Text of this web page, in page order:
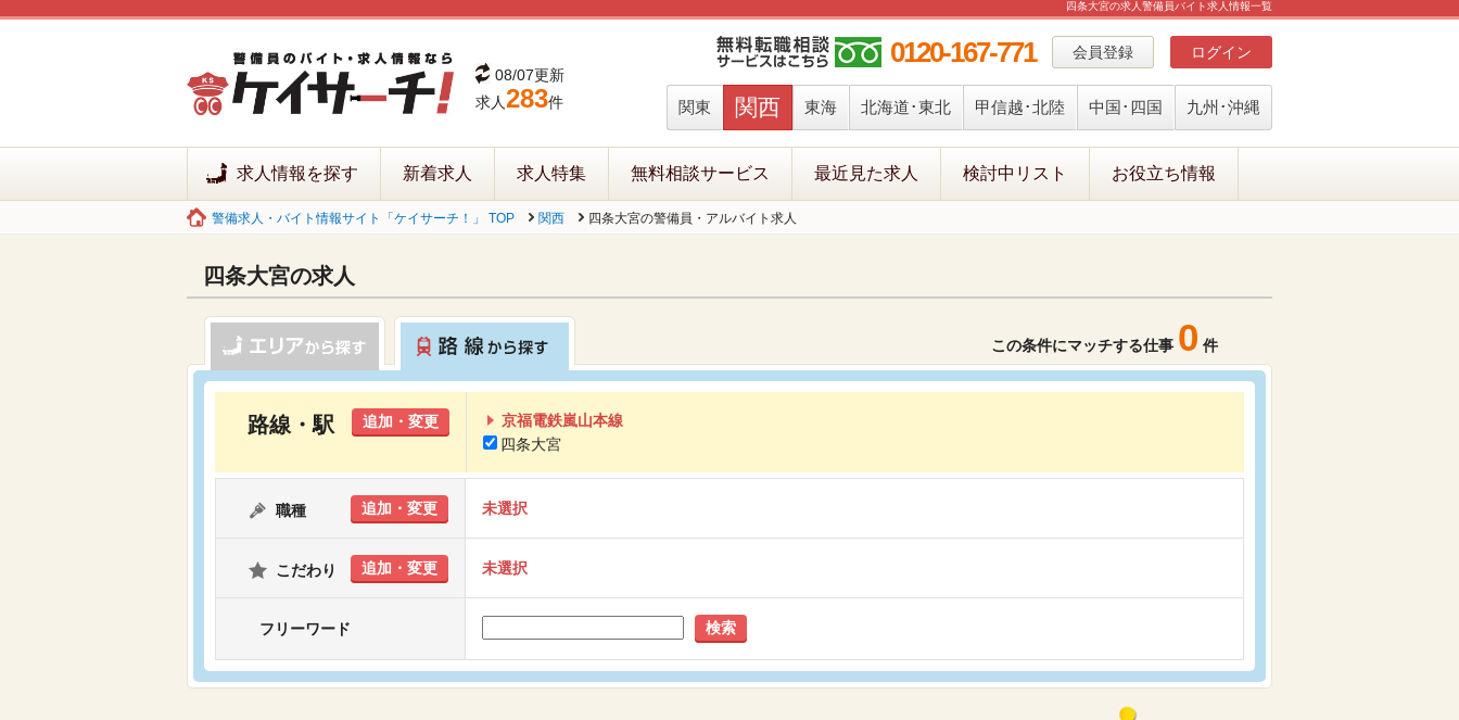
四条大宮の求人警備員バイト求人情報一覧
08/07更新
求人283件
会員登録 ログイン
0120-167-771
関東 関西 東海 北海道･東北 甲信越･北陸 中国･四国 九州･沖縄
求人情報を探す 新着求人 求人特集 無料相談サービス 最近見た求人 検討中リスト お役立ち情報
警備求人・バイト情報サイト「ケイサーチ！」 TOP 関西 四条大宮の警備員・アルバイト求人
四条大宮の求人
この条件にマッチする仕事 0 件
路線・駅 追加・変更
京福電鉄嵐山本線
四条大宮
職種 追加・変更 未選択
こだわり 追加・変更 未選択
フリーワード 検索